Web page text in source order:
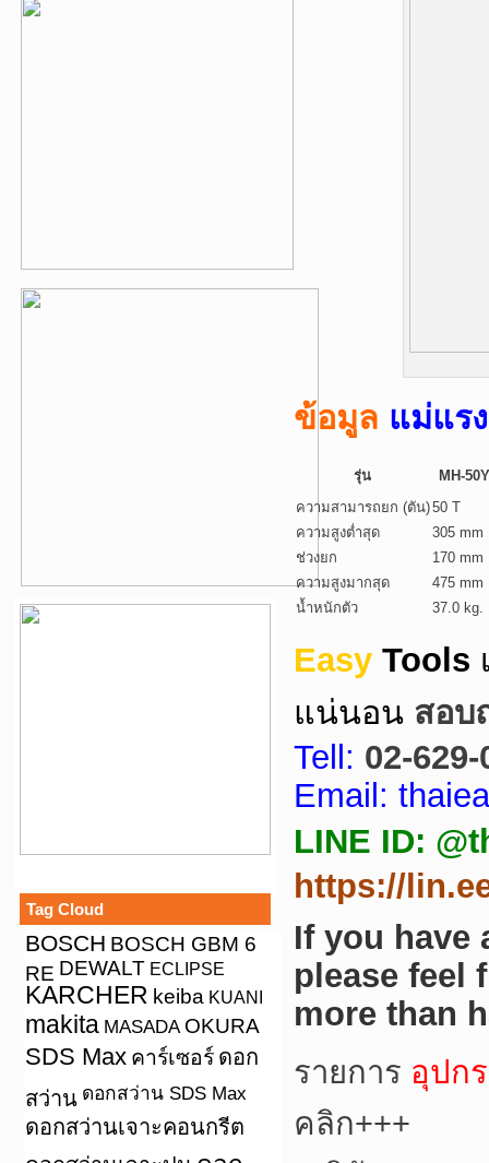
Tag Cloud
BOSCH BOSCH GBM 6
RE DEWALT ECLIPSE
KARCHER keiba KUANI
makita MASADA OKURA
SDS Max คาร์เซอร์ ดอก
สว่าน ดอกสว่าน SDS Max
ดอกสว่านเจาะคอนกรีต
ข้อมูล แม่แร
รุ่น
MH-50Y
ความสามารถยก (ตัน)50 T
ความสูงต่ำสุด
305 mm
ช่วงยก
170 mm
ความสูงมากสุด
475 mm
น้ำหนักตัว
37.0 kg.
Easy Tools
แน่นอน สอบ
Tell: 02-629-
Email:
LINE ID:
https://
If you have
please feel
more than
รายการ อุปก
คลิก+++